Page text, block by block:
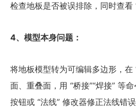
检查地板是否被误排除，同时查看
4、模型本身问题：
将地板模型转为可编辑多边形，在
面、重叠面，用 “桥接”“焊接” 等
按钮或 “法线” 修改器修正法线错误